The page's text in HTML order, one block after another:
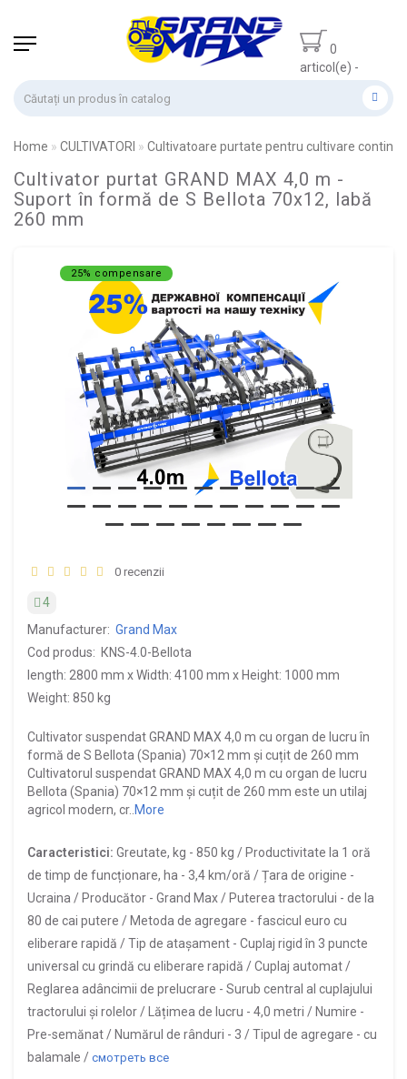
0
articol(e) -
Home CULTIVATORI Cultivatoare purtate pentru cultivare continuă
Cultivator purtat GRAND MAX 4,0 m -
Suport în formă de S Bellota 70x12, labă
260 mm
25% compensare
0 recenzii
4
Manufacturer: Grand Max
Cod produs: КNS-4.0-Bellota
length: 2800 mm x Width: 4100 mm x Height: 1000 mm
Weight: 850 kg
Cultivator suspendat GRAND MAX 4,0 m cu organ de lucru în
formă de S Bellota (Spania) 70×12 mm și cuțit de 260 mm
Cultivatorul suspendat GRAND MAX 4,0 m cu organ de lucru
Bellota (Spania) 70×12 mm și cuțit de 260 mm este un utilaj
agricol modern, cr.. More
Caracteristici: Greutate, kg - 850 kg / Productivitate la 1 oră
de timp de funcționare, ha - 3,4 km/oră /Țara de origine -
Ucraina / Producător - Grand Max / Puterea tractorului - de la
80 de cai putere / Metoda de agregare - fascicul euro cu
eliberare rapidă /Tip de atașament - Cuplaj rigid în 3 puncte
universal cu grindă cu eliberare rapidă / Cuplaj automat /
Reglarea adâncimii de prelucrare - Surub central al cuplajului
tractorului și rolelor /
Lățimea de lucru - 4,0 metri / Numire -
Pre-semănat / Numărul de rânduri - 3 /Tipul de agregare - cu
balamale / смотреть все